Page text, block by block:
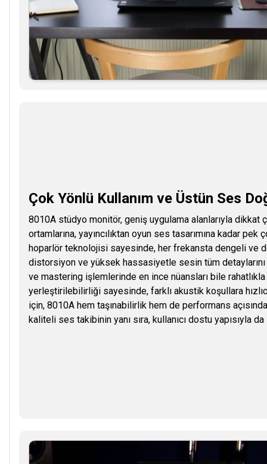
Çok Yönlü Kullanım ve Üstün Ses
8010A stüdyo monitör, geniş uygulama alanlarıyla
ortamlarına, yayıncılıktan oyun ses tasarımına kadar
hoparlör teknolojisi sayesinde, her frekansta dengeli ve
distorsiyon ve yüksek hassasiyetle sesin tüm detaylarını
ve mastering işlemlerinde en ince nüansları bile
yerleştirilebilirliği sayesinde, farklı akustik koşullara
için, 8010A hem taşınabilirlik hem de performans
kaliteli ses takibinin yanı sıra, kullanıcı dostu yapısıyla